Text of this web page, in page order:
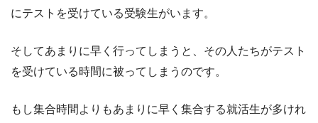
にテストを受けている受験生がいます。
そしてあまりに早く行ってしまうと、その人たちがテスト
を受けている時間に被ってしまうのです。
もし集合時間よりもあまりに早く集合する就活生が多けれ